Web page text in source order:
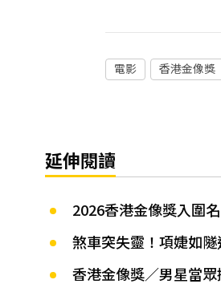
電影 香港金像獎
延伸閱讀
2026香港金像獎入圍
煞車突失靈！項婕如
香港金像獎／男星當